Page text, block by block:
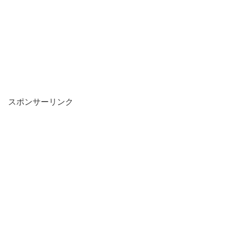
スポンサーリンク